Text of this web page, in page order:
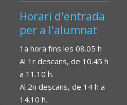
Horari d'entrada
per a l'alumnat
1a hora fins les 08.05 h
Al 1r descans, de 10.45 h
a 11.10 h.
Al 2n descans, de 14 h a
14.10 h.